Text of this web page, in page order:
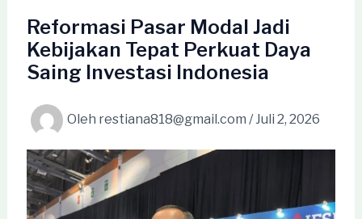
Reformasi Pasar Modal Jadi
Kebijakan Tepat Perkuat Daya
Saing Investasi Indonesia
Oleh restiana818@gmail.com /Juli 2, 2026